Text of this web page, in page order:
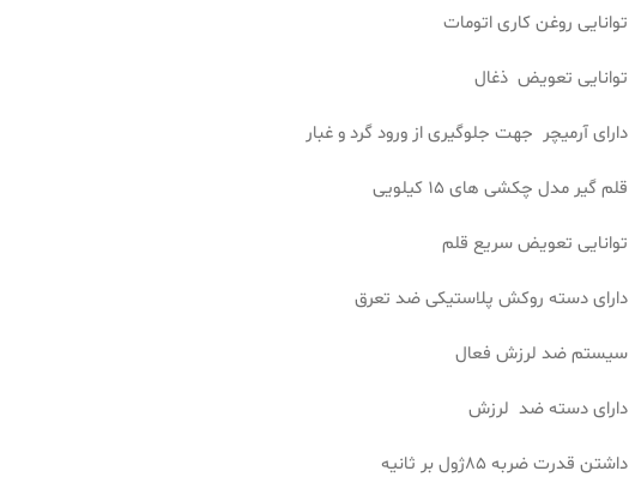
توانایی روغن کاری اتومات
توانایی تعویض ذغال
دارای آرمیچر جهت جلوگیری از ورود گرد و غبار
قلم گیر مدل چکشی های 15 کیلویی
توانایی تعویض سریع قلم
دارای دسته روکش پلاستیکی ضد تعرق
سیستم ضد لرزش فعال
دارای دسته ضد لرزش
داشتن قدرت ضربه 85ژول بر ثانیه